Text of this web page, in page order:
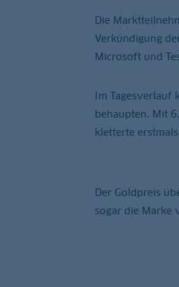
Die
Verkündigung
Microsoft und
Im Tagesverlauf
behaupten. Mit
kletterte
Der Goldpreis
sogar die Marke